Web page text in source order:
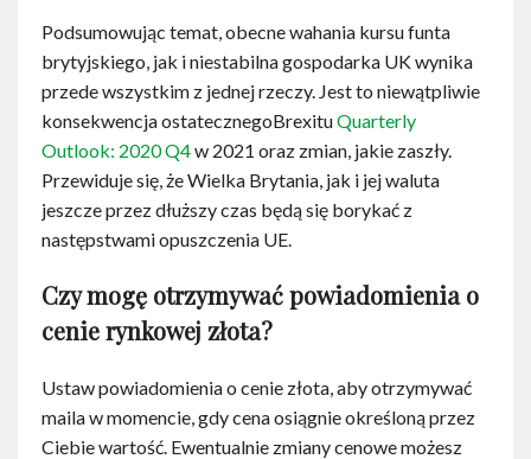
Podsumowując temat, obecne wahania kursu funta
brytyjskiego, jak i niestabilna gospodarka UK wynika
przede wszystkim z jednej rzeczy. Jest to niewątpliwie
konsekwencja ostatecznegoBrexituQuarterly
Outlook: 2020 Q4w 2021 oraz zmian, jakie zaszły.
Przewiduje się, że Wielka Brytania, jak i jej waluta
jeszcze przez dłuższy czas będą się borykać z
następstwami opuszczenia UE.
Czy mogę otrzymywać powiadomienia o
cenie rynkowej złota?
Ustaw powiadomienia o cenie złota, aby otrzymywać
maila w momencie, gdy cena osiągnie określoną przez
Ciebie wartość. Ewentualnie zmiany cenowe możesz